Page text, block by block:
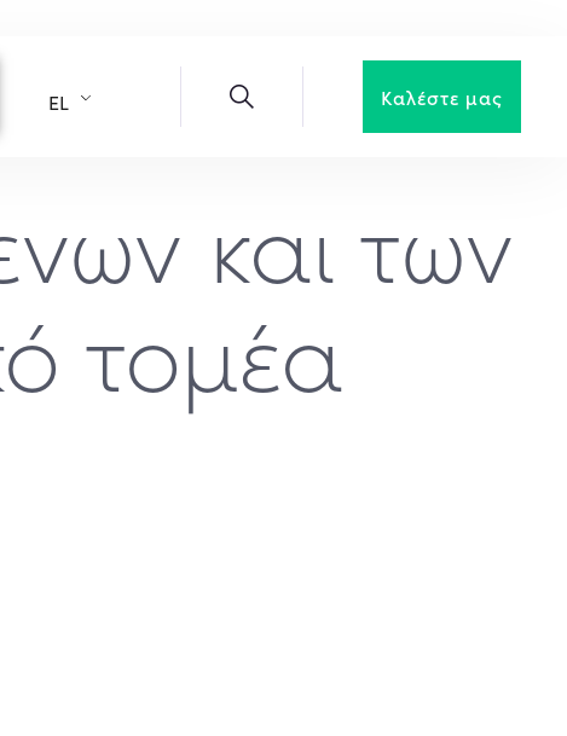
EL Καλέστε μας
και των
τομέα